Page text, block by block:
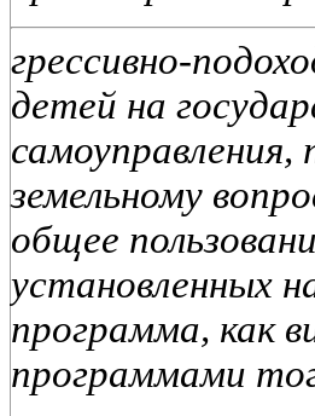
грессивно-
детей на
земельному
общее
установленных
программа, как
программами